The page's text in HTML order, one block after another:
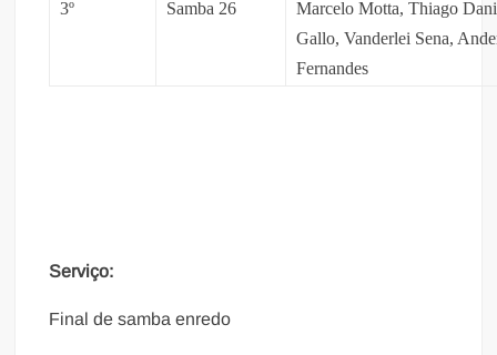
3º
Samba 26
Marcelo Motta, Thiago
Gallo, Vanderlei Sena,
Fernandes
Serviço:
Final de samba enredo